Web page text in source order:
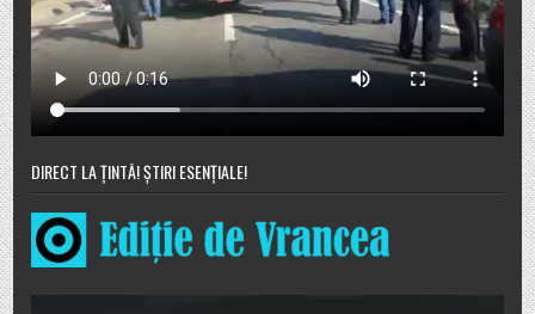
DIRECT LA ȚINTĂ! ȘTIRI ESENȚIALE!